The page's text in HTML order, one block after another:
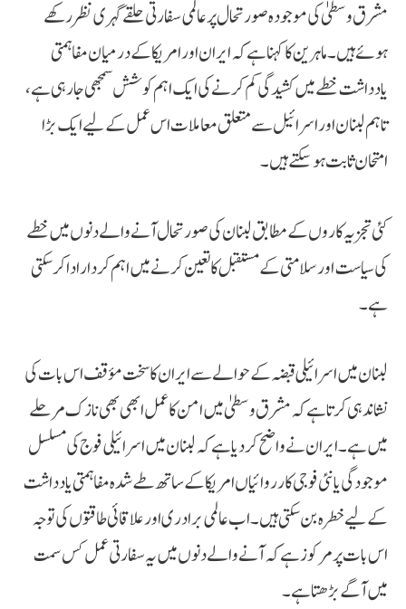
مشرق وسطیٰ کی موجودہ صورتحال پر عالمی سفارتی حلقے گہری نظر رکھے
ہوئے ہیں۔ ماہرین کا کہنا ہے کہ ایران اور امریکا کے درمیان مفاہمتی
یادداشت خطے میں کشیدگی کم کرنے کی ایک اہم کوشش سمجھی جا رہی ہے،
تاہم لبنان اور اسرائیل سے متعلق معاملات اس عمل کے لیے ایک بڑا
امتحان ثابت ہو سکتے ہیں۔
کئی تجزیہ کاروں کے مطابق لبنان کی صورتحال آنے والے دنوں میں خطے
کی سیاست اور سلامتی کے مستقبل کا تعین کرنے میں اہم کردار ادا کر سکتی
ہے۔
لبنان میں اسرائیلی قبضہ کے حوالے سے ایران کا سخت مؤقف اس بات کی
نشاندہی کرتا ہے کہ مشرق وسطیٰ میں امن کا عمل ابھی بھی نازک مرحلے
میں ہے۔ ایران نے واضح کر دیا ہے کہ لبنان میں اسرائیلی فوج کی مسلسل
موجودگی یا نئی فوجی کارروائیاں امریکا کے ساتھ طے شدہ مفاہمتی یادداشت
کے لیے خطرہ بن سکتی ہیں۔ اب عالمی برادری اور علاقائی طاقتوں کی توجہ
اس بات پر مرکوز ہے کہ آنے والے دنوں میں یہ سفارتی عمل کس سمت
میں آگے بڑھتا ہے۔